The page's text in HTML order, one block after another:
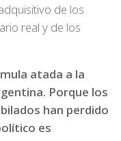
de los
real y de los
atada a la
Porque los
han perdido
es